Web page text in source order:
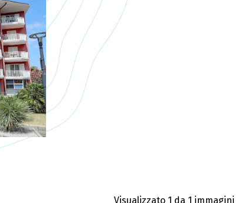
Visualizzato 1 da 1 immagini